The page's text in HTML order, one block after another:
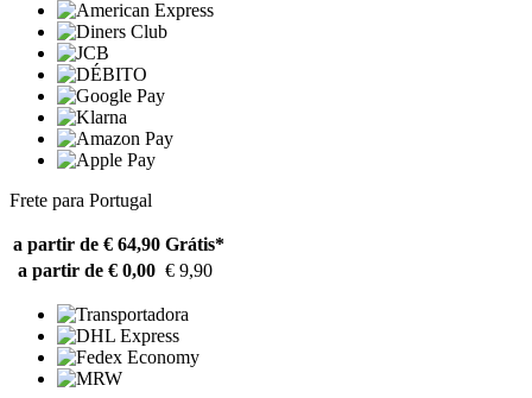
Frete para Portugal
a partir de € 64,90 Grátis*
a partir de € 0,00 € 9,90